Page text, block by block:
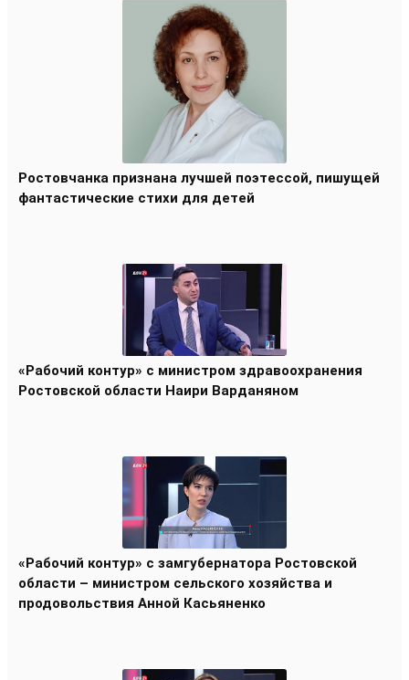
Ростовчанка признана лучшей поэтессой, пишущей
фантастические стихи для детей
«Рабочий контур» с министром здравоохранения
Ростовской области Наири Варданяном
«Рабочий контур» с замгубернатора Ростовской
области – министром сельского хозяйства и
продовольствия Анной Касьяненко